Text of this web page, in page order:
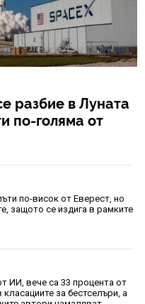
разбие в Луната
по-голяма от
по-висок от Еверест, но
защото се издига в рамките
ИИ, вече са 33 процента от
за бестселъри, а